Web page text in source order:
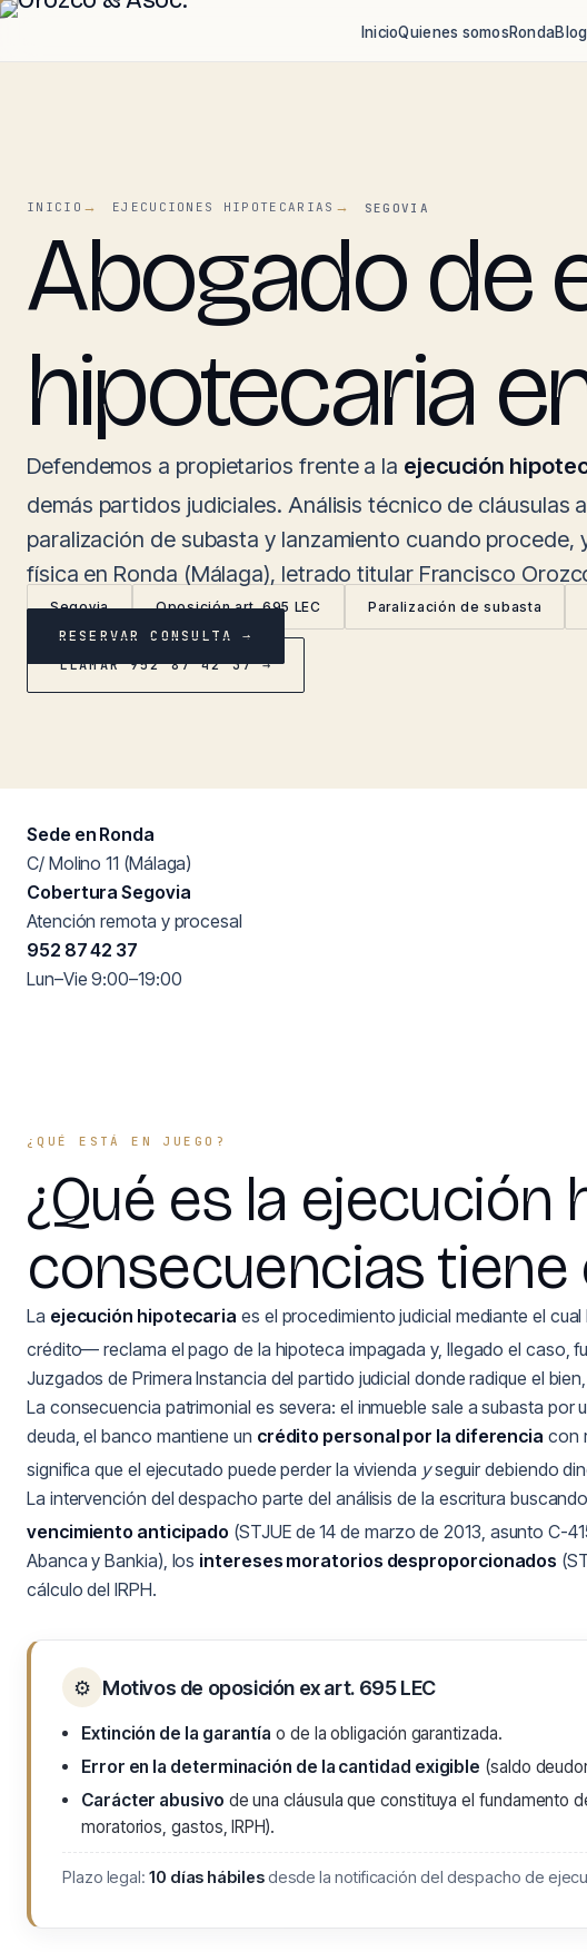
InicioQuienes somosRondaBlog
INICIO EJECUCIONES HIPOTECARIAS SEGOVIA
Abogado de
hipotecaria
Defendemos a propietarios frente a la ejecución
demás partidos judiciales. Análisis técnico de cláusulas
paralización de subasta y lanzamiento cuando
física en Ronda (Málaga), letrado titular Francisco
Segovia Oposición art. 695 LEC Paralización de subasta
RESERVAR CONSULTA →
LLAMAR 952 87 42 37 →
Sede en Ronda
C/ Molino 11 (Málaga)
Cobertura Segovia
Atención remota y procesal
952 87 42 37
Lun–Vie 9:00–19:00
¿QUÉ ESTÁ EN JUEGO?
¿Qué es la
consecuencias tiene
La ejecución hipotecaria es el procedimiento judicial mediante el
crédito— reclama el pago de la hipoteca impagada y, llegado el caso,
Juzgados de Primera Instancia del partido judicial donde radique el
La consecuencia patrimonial es severa: el inmueble sale a subasta
deuda, el banco mantiene un crédito personal por la diferencia con
significa que el ejecutado puede perder la vivienda yseguir debiendo
La intervención del despacho parte del análisis de la escritura
vencimiento anticipado (STJUE de 14 de marzo de 2013, asunto C-
Abanca y Bankia), los intereses moratorios desproporcionados
cálculo del IRPH.
⚙ Motivos de oposición ex art. 695 LEC
Extinción de la garantía o de la obligación garantizada.
Error en la determinación de la cantidad exigible (saldo
Carácter abusivo de una cláusula que constituya el fundamento
moratorios, gastos, IRPH).
Plazo legal: 10 días hábilesdesde la notificación del despacho de